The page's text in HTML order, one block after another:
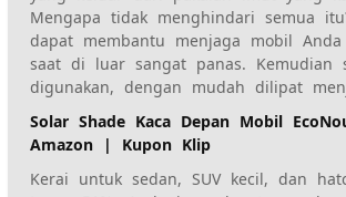
Mengapa tidak menghindari semua
dapat membantu menjaga mobil
saat di luar sangat panas. Kemudian
digunakan, dengan mudah dilipat
Solar Shade Kaca Depan Mobil
Amazon | Kupon Klip
Kerai untuk sedan, SUV kecil, dan